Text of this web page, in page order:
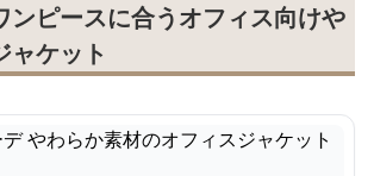
ンピースに合うオフィス向けや
ャケット